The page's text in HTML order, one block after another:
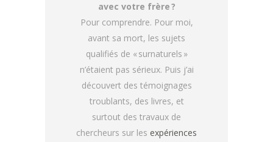
avec votre frère ?
Pour comprendre. Pour moi,
avant sa mort, les sujets
qualifiés de « surnaturels »
n’étaient pas sérieux. Puis j’ai
découvert des témoignages
troublants, des livres, et
surtout des travaux de
chercheurs sur les expériences